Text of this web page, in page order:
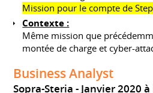
Mission pour le compte de
Contexte :
Même mission que
montée de charge et cyber-
Business Analyst
Sopra-Steria Janvier 2020